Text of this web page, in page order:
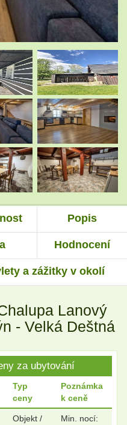
Popis
Hodnocení
a zážitky v okolí
Lanový
- Velká Deštná
za ubytování
Typ
ceny
Poznámka
k ceně
Objekt /
Min. nocí: